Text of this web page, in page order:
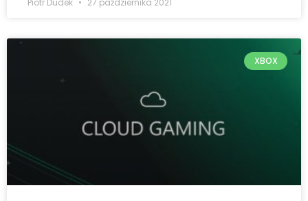
Piotr Dudek 27 października 2021
XBOX